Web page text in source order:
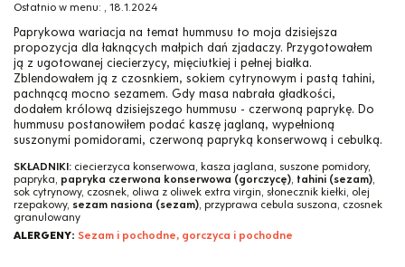
Ostatnio w menu: , 18.1.2024
Paprykowa wariacja na temat hummusu to moja dzisiejsza
propozycja dla łaknących małpich dań zjadaczy. Przygotowałem
ją z ugotowanej ciecierzycy, mięciutkiej i pełnej białka.
Zblendowałem ją z czosnkiem, sokiem cytrynowym i pastą tahini,
pachnącą mocno sezamem. Gdy masa nabrała gładkości,
dodałem królową dzisiejszego hummusu - czerwoną paprykę. Do
hummusu postanowiłem podać kaszę jaglaną, wypełnioną
suszonymi pomidorami, czerwoną papryką konserwową i cebulką.
SKŁADNIKI: ciecierzyca konserwowa, kasza jaglana, suszone pomidory,
papryka, papryka czerwona konserwowa (gorczycę), tahini (sezam),
sok cytrynowy, czosnek, oliwa z oliwek extra virgin, słonecznik kiełki, olej
rzepakowy, sezam nasiona (sezam), przyprawa cebula suszona, czosnek
granulowany
ALERGENY: Sezam i pochodne, gorczyca i pochodne